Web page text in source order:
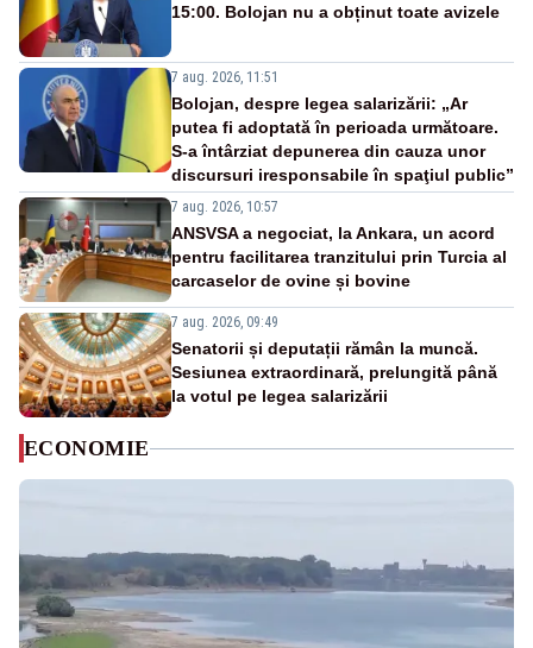
15:00. Bolojan nu a obținut toate avizele
7 aug. 2026, 11:51
Bolojan, despre legea salarizării: „Ar
putea fi adoptată în perioada următoare.
S-a întârziat depunerea din cauza unor
discursuri iresponsabile în spaţiul public”
7 aug. 2026, 10:57
ANSVSA a negociat, la Ankara, un acord
pentru facilitarea tranzitului prin Turcia al
carcaselor de ovine și bovine
7 aug. 2026, 09:49
Senatorii și deputații rămân la muncă.
Sesiunea extraordinară, prelungită până
la votul pe legea salarizării
ECONOMIE